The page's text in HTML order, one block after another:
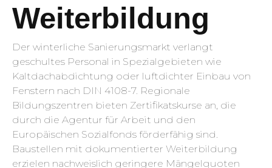
Weiterbildung
Der winterliche Sanierungsmarkt verlangt
geschultes Personal in Spezialgebieten wie
Kaltdachabdichtung oder luftdichter Einbau von
Fenstern nach DIN 4108-7. Regionale
Bildungszentren bieten Zertifikatskurse an, die
durch die Agentur für Arbeit und den
Europäischen Sozialfonds förderfähig sind.
Baustellen mit dokumentierter Weiterbildung
erzielen nachweislich geringere Mängelquoten